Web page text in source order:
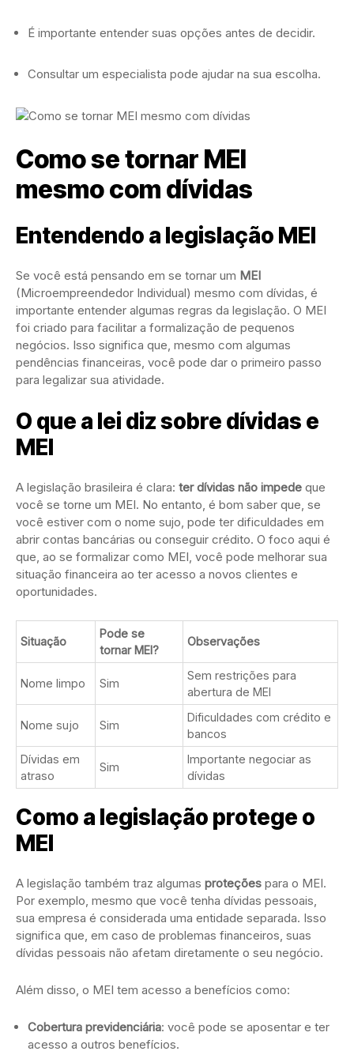
É importante entender suas opções antes de decidir.
Consultar um especialista pode ajudar na sua escolha.
Como se tornar MEI
mesmo com dívidas
Entendendo a legislação MEI
Se você está pensando em se tornar um MEI
(Microempreendedor Individual) mesmo com dívidas, é
importante entender algumas regras da legislação. O MEI
foi criado para facilitar a formalização de pequenos
negócios. Isso significa que, mesmo com algumas
pendências financeiras, você pode dar o primeiro passo
para legalizar sua atividade.
O que a lei diz sobre dívidas e
MEI
A legislação brasileira é clara: ter dívidas não impede que
você se torne um MEI. No entanto, é bom saber que, se
você estiver com o nome sujo, pode ter dificuldades em
abrir contas bancárias ou conseguir crédito. O foco aqui é
que, ao se formalizar como MEI, você pode melhorar sua
situação financeira ao ter acesso a novos clientes e
oportunidades.
Situação
Pode se
tornar MEI?
Observações
Nome limpo Sim
Sem restrições para
abertura de MEI
Nome sujo Sim
Dificuldades com crédito e
bancos
Dívidas em
atraso
Sim
Importante negociar as
dívidas
Como a legislação protege o
MEI
A legislação também traz algumas proteções para o MEI.
Por exemplo, mesmo que você tenha dívidas pessoais,
sua empresa é considerada uma entidade separada. Isso
significa que, em caso de problemas financeiros, suas
dívidas pessoais não afetam diretamente o seu negócio.
Além disso, o MEI tem acesso a benefícios como:
Cobertura previdenciária: você pode se aposentar e ter
acesso a outros benefícios.